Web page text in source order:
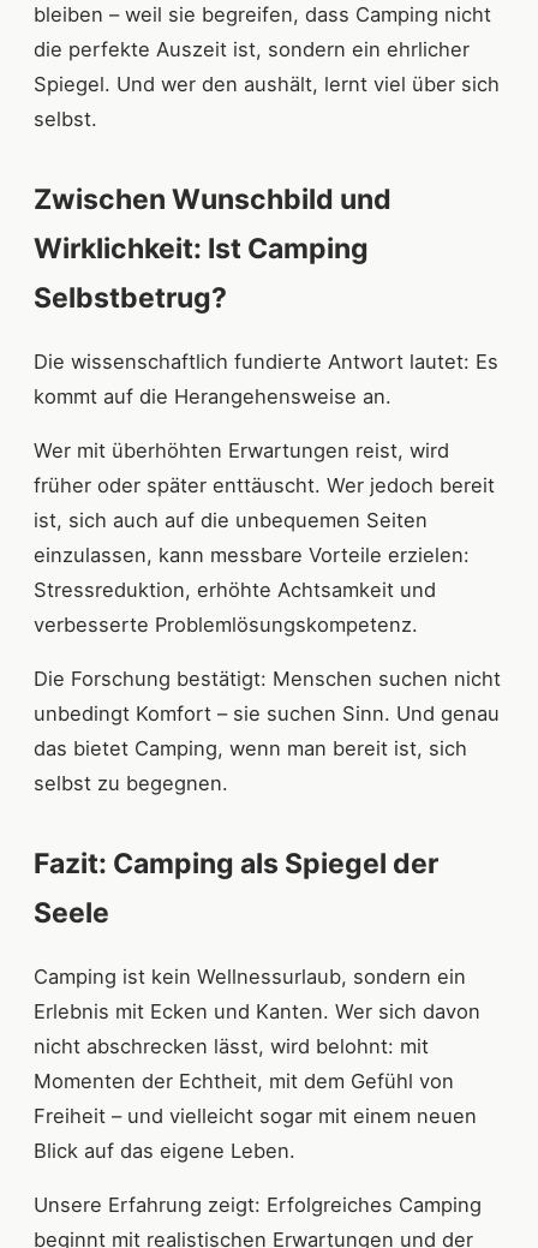
bleiben – weil sie begreifen, dass Camping nicht
die perfekte Auszeit ist, sondern ein ehrlicher
Spiegel. Und wer den aushält, lernt viel über sich
selbst.
Zwischen Wunschbild und
Wirklichkeit: Ist Camping
Selbstbetrug?
Die wissenschaftlich fundierte Antwort lautet: Es
kommt auf die Herangehensweise an.
Wer mit überhöhten Erwartungen reist, wird
früher oder später enttäuscht. Wer jedoch bereit
ist, sich auch auf die unbequemen Seiten
einzulassen, kann messbare Vorteile erzielen:
Stressreduktion, erhöhte Achtsamkeit und
verbesserte Problemlösungskompetenz.
Die Forschung bestätigt: Menschen suchen nicht
unbedingt Komfort – sie suchen Sinn. Und genau
das bietet Camping, wenn man bereit ist, sich
selbst zu begegnen.
Fazit: Camping als Spiegel der
Seele
Camping ist kein Wellnessurlaub, sondern ein
Erlebnis mit Ecken und Kanten. Wer sich davon
nicht abschrecken lässt, wird belohnt: mit
Momenten der Echtheit, mit dem Gefühl von
Freiheit – und vielleicht sogar mit einem neuen
Blick auf das eigene Leben.
Unsere Erfahrung zeigt: Erfolgreiches Camping
beginnt mit realistischen Erwartungen und der